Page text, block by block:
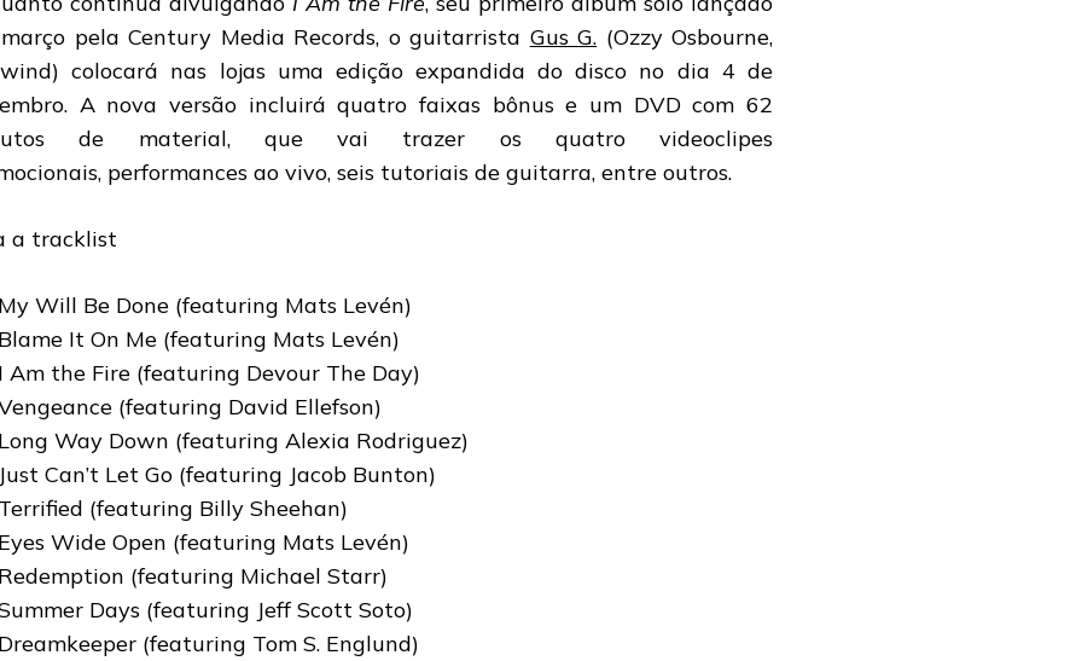
pela Century Media Records, o guitarrista Gus G. (Ozzy Osbourne,
colocará nas lojas uma edição expandida do disco no dia 4 de
A nova versão incluirá quatro faixas bônus e um DVD com 62
de material, que vai trazer os quatro videoclipes
performances ao vivo, seis tutoriais de guitarra, entre outros.
a tracklist
Will Be Done (featuring Mats Levén)
It On Me (featuring Mats Levén)
Am the Fire (featuring Devour The Day)
(featuring David Ellefson)
Way Down (featuring Alexia Rodriguez)
Can’t Let Go (featuring Jacob Bunton)
(featuring Billy Sheehan)
Wide Open (featuring Mats Levén)
(featuring Michael Starr)
Days (featuring Jeff Scott Soto)
(featuring Tom S. Englund)